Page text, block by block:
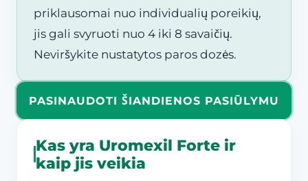
priklausomai nuo individualių poreikių,
jis gali svyruoti nuo 4 iki 8 savaičių.
Neviršykite nustatytos paros dozės.
PASINAUDOTI ŠIANDIENOS PASIŪLYMU
Kas yra Uromexil Forte ir
kaip jis veikia